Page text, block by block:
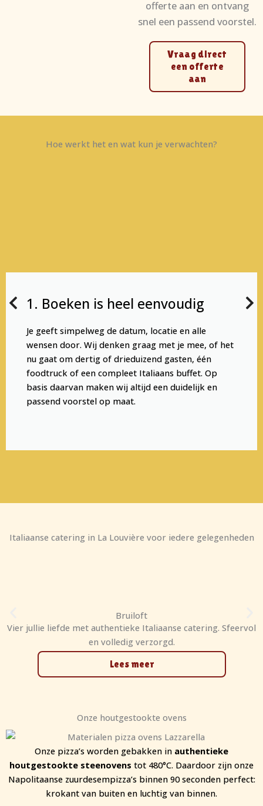
offerte aan en ontvang
snel een passend voorstel.
Vraag direct
een offerte
aan
Hoe werkt het en wat kun je verwachten?
1. Boeken is heel eenvoudig
Je geeft simpelweg de datum, locatie en alle
wensen door. Wij denken graag met je mee, of het
nu gaat om dertig of drieduizend gasten, één
foodtruck of een compleet Italiaans buffet. Op
basis daarvan maken wij altijd een duidelijk en
passend voorstel op maat.
Italiaanse catering in La Louvière voor iedere gelegenheden
Bruiloft
Vier jullie liefde met authentieke Italiaanse catering. Sfeervol
en volledig verzorgd.
Lees meer
Onze houtgestookte ovens
Onze pizza’s worden gebakken in authentieke
houtgestookte steenovens tot 480°C. Daardoor zijn onze
Napolitaanse zuurdesempizza’s binnen 90 seconden perfect:
krokant van buiten en luchtig van binnen.